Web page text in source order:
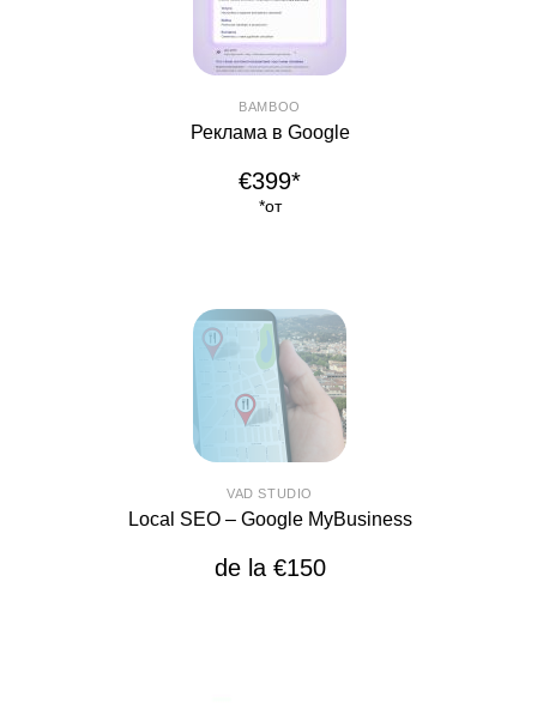
BAMBOO
Реклама в Google
€399*
*от
VAD STUDIO
Local SEO – Google MyBusiness
de la €150